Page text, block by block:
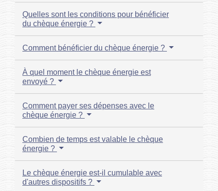
Quelles sont les conditions pour bénéficier
du chèque énergie ?
Comment bénéficier du chèque énergie ?
À quel moment le chèque énergie est
envoyé ?
Comment payer ses dépenses avec le
chèque énergie ?
Combien de temps est valable le chèque
énergie ?
Le chèque énergie est-il cumulable avec
d'autres dispositifs ?